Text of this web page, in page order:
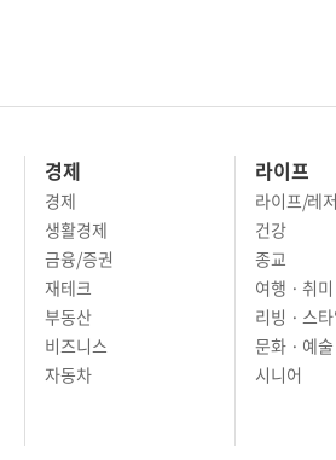
경제
경제
생활경제
금융/증권
재테크
부동산
비즈니스
자동차
라이프
라이프/레저
건강
종교
여행 · 취미
리빙 · 스
문화 · 예술
시니어